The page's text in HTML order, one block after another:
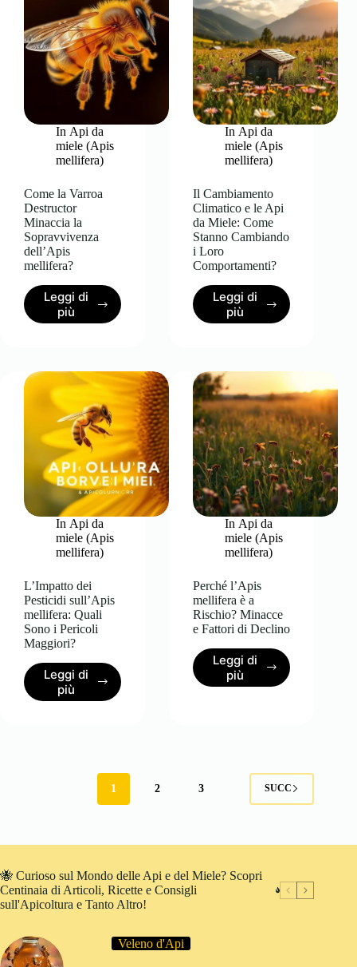
Possiamo
Fare
per
Proteggerle?
è
un
Problema?
In Api da
miele (Apis
mellifera)
Come la Varroa
Destructor
Minaccia la
Sopravvivenza
dell’Apis
mellifera?
Leggi di
piùCome
la
Minaccia
la
Sopravvivenza
dell’Apis
mellifera?
In Api da
miele (Apis
mellifera)
Il Cambiamento
Climatico e le Api
da Miele: Come
Stanno Cambiando
i Loro
Comportamenti?
Leggi di
piùIl
Cambiamento
le
da
Miele:
Come
Stanno
Cambiando
i
Loro
Comportamenti?
In Api da
miele (Apis
mellifera)
L’Impatto dei
Pesticidi sull’Apis
mellifera: Quali
Sono i Pericoli
Maggiori?
Leggi di
piùL’Impatto
dei
Sono
Pericoli
In Api da
miele (Apis
mellifera)
Perché l’Apis
mellifera è a
Rischio? Minacce
e Fattori di Declino
Leggi di
piùPerché
l’Apis
Fattori
1 2 3 SUCC
🐝 Curioso sul Mondo delle Api e del Miele? Scopri
Centinaia di Articoli, Ricette e Consigli
sull'Apicoltura e Tanto Altro!
Veleno d'Api